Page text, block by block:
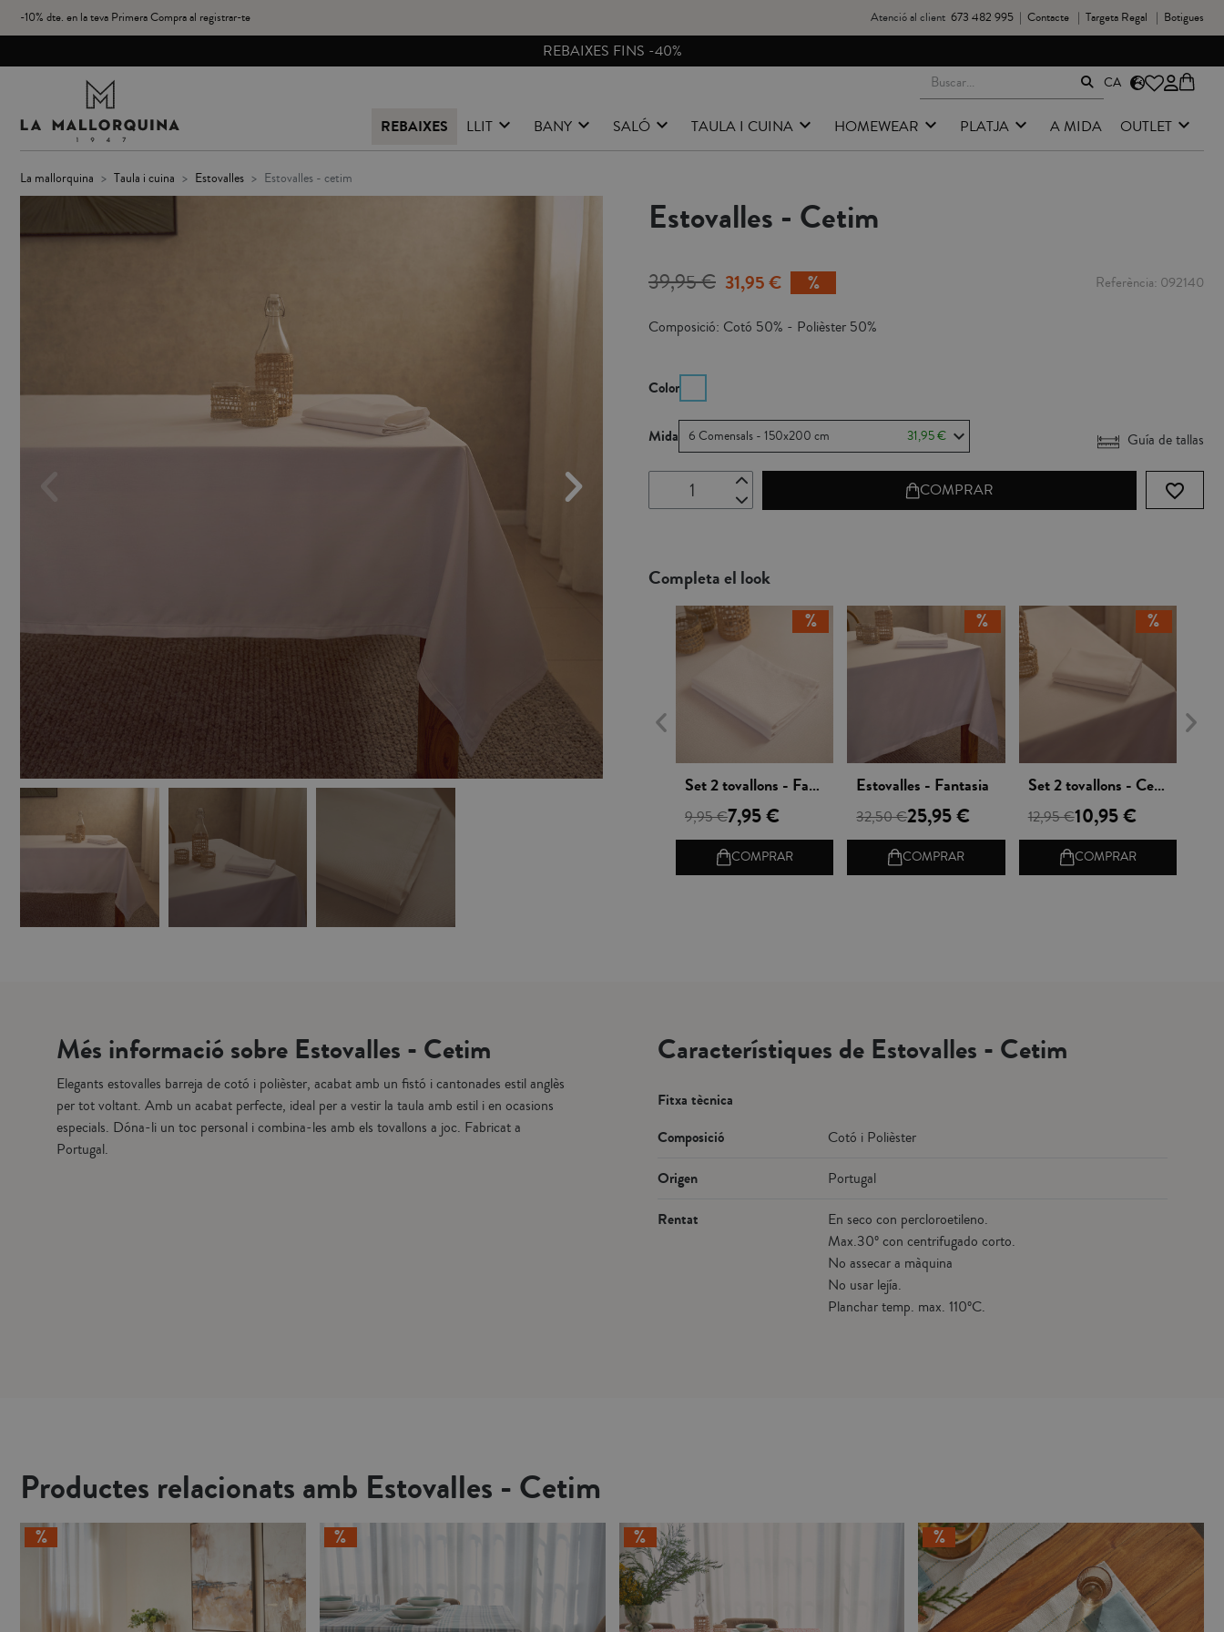
-10% dte. en la teva Primera Compra al registrar-te Atenció al client 673 482 995 | Contacte | Targeta Regal | Botigues
CANVIS I DEVOLUCIONS GRATIS A PENÍNSULA
CA
REBAIXES LLIT BANY SALÓ TAULA I CUINA HOMEWEAR PLATJA A MIDA OUTLET
la mallorquina taula i cuina estovalles estovalles - cetim
Estovalles - Cetim
39,95 € 31,95 € Referència 092140
Composició: Cotó 50% - Polièster 50%
Color
Mida 6 Comensals - 150x200 cm 31,95 € Guía de tallas
COMPRAR favorite_border
Completa el look
Vista rápida Set 2 tovallons - Fantasia
9,95 €7,95 €
COMPRAR
Vista rápida
Estovalles - Fantasia
32,50 €25,95 €
COMPRAR
Vista rápida Set 2 tovallons - Cetim
12,95 €10,95 €
COMPRAR
Més informació sobre Estovalles - Cetim
Elegants estovalles barreja de cotó i polièster, acabat amb un fistó i cantonades estil anglès
per tot voltant. Amb un acabat perfecte, ideal per a vestir la taula amb estil i en ocasions
especials. Dóna-li un toc personal i combina-les amb els tovallons a joc. Fabricat a
Portugal.
Característiques de Estovalles - Cetim
Fitxa tècnica
Composició
Cotó i Polièster
Origen Portugal
Rentat
En seco con percloroetileno.
Max.30º con centrifugado corto.
No assecar a màquina
No usar lejía.
Planchar temp. max. 110ºC.
Productes relacionats amb Estovalles - Cetim